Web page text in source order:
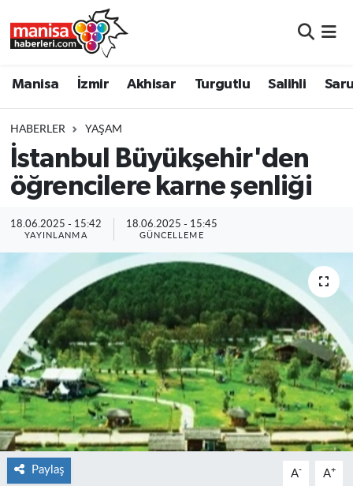
Manisa İzmir Akhisar Turgutlu Salihli
HABERLER YAŞAM
İstanbul Büyükşehir'den
öğrencilere karne şenliği
18.06.2025 - 15:42
YAYINLANMA
18.06.2025 - 15:45
GÜNCELLEME
Paylaş A- A+
Turgutlu
Salihli
Soma
Resmi İlanlar
Manisa Nöbetçi Eczaneler
Manisa Trafik Yoğunluk Haritası
Süper Lig Puan Durumu ve Fikstür
Tüm Manşetler
Son Dakika Haberleri
Haber Arşivi